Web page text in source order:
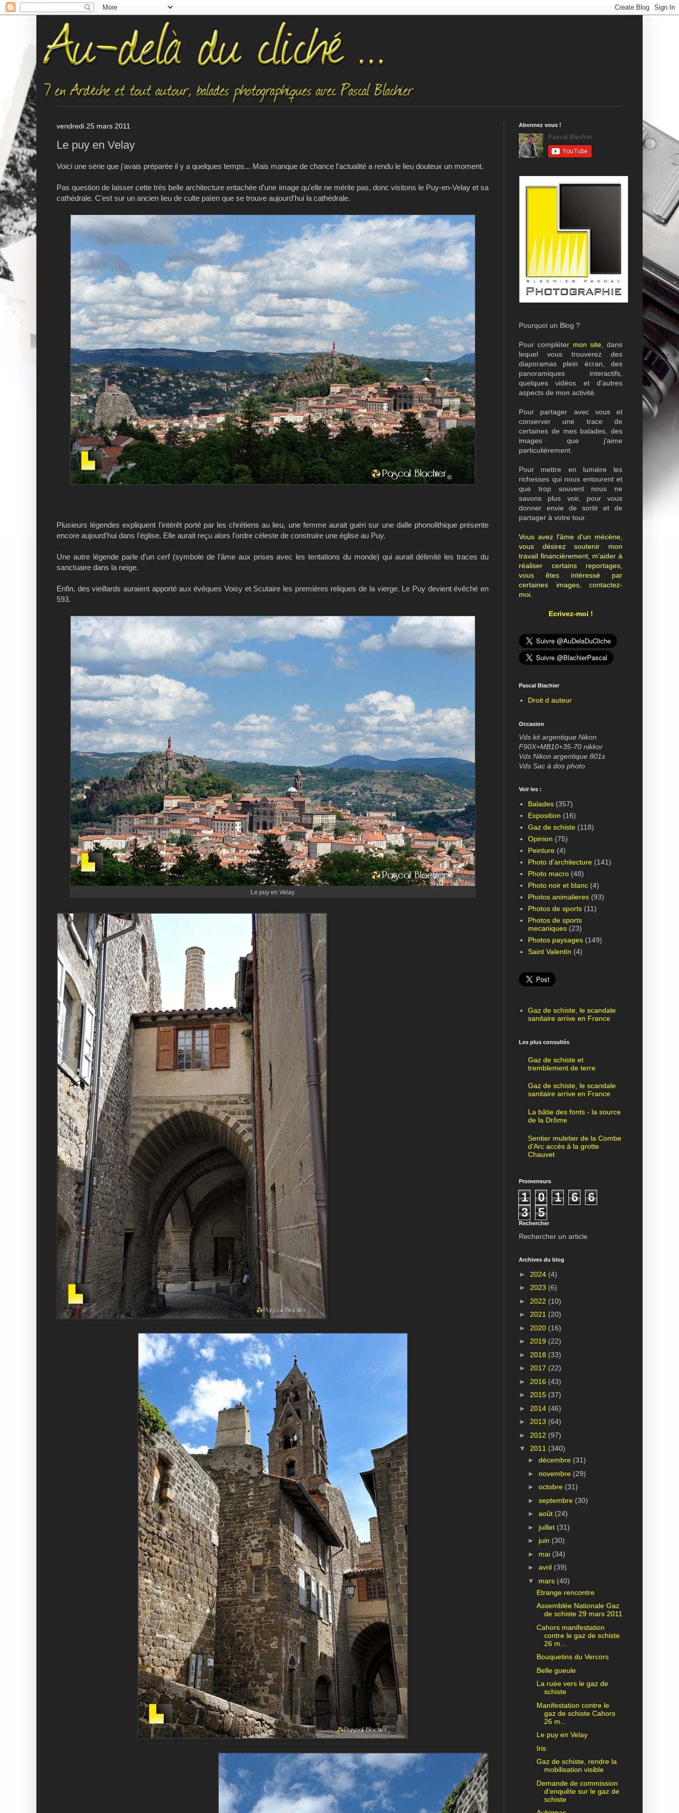
vendredi 25 mars 2011
Le puy en Velay
Voici une série que j'avais préparée il y a quelques temps... Mais manque de chance l'actualité a rendu le lieu douteux un moment.
Pas question de laisser cette très belle architecture entachée d'une image qu'elle ne mérite pas, donc visitons le Puy-en-Velay et sa
cathédrale. C'est sur un ancien lieu de culte païen que se trouve aujourd'hui la cathédrale.
Plusieurs légendes expliquent l'intérêt porté par les chrétiens au lieu, une femme aurait guéri sur une dalle phonolithique présente
encore aujourd'hui dans l'église. Elle aurait reçu alors l'ordre céleste de construire une église au Puy.
Une autre légende parle d'un cerf (symbole de l'âme aux prises avec les tentations du monde) qui aurait délimité les traces du
sanctuaire dans la neige.
Enfin, des vieillards auraient apporté aux évêques Voisy et Scutaire les premières reliques de la vierge. Le Puy devient évêché en
593.
Le puy en Velay
Abonnez vous !
Pourquoi un Blog ?
Pour compléter mon site , dans
lequel vous trouverez des
diaporamas plein écran, des
panoramiques interactifs,
quelques vidéos et d'autres
aspects de mon activité.
Pour partager avec vous et
conserver une trace de
certaines de mes balades, des
images que j'aime
particulièrement.
Pour mettre en lumière les
richesses qui nous entourent et
que trop souvent nous ne
savons plus voir, pour vous
donner envie de sortir et de
partager à votre tour.
Vous avez l'âme d'un mécène,
vous désirez soutenir mon
travail financièrement, m'aider à
réaliser certains reportages,
vous êtes intéressé par
certaines images, contactez-
moi.
Ecrivez-moi !
Pascal Blachier
Droit d auteur
Occasion
Vds kit argentique Nikon
F90X+MB10+35-70 nikkor
Vds Nikon argentique 801s
Vds Sac à dos photo
Voir les :
Balades (357)
Exposition (16)
Gaz de schiste (118)
Opinion (75)
Peinture (4)
Photo d'architecture (141)
Photo macro (48)
Photo noir et blanc (4)
Photos animalieres (93)
Photos de sports (11)
Photos de sports
mecaniques (23)
Photos paysages (149)
Saint Valentin (4)
Gaz de schiste, le scandale
sanitaire arrive en France
Les plus consultés
Gaz de schiste et
tremblement de terre
Gaz de schiste, le scandale
sanitaire arrive en France
La bâtie des fonts - la source
de la Drôme
Sentier muletier de la Combe
d'Arc accès à la grotte
Chauvet
Promeneurs
1 0 1 6
6
3
5
Rechercher
Rechercher un article
Archives du blog
► 2024 (4)
► 2023 (6)
► 2022 (10)
► 2021 (20)
► 2020 (16)
► 2019 (22)
► 2018 (33)
► 2017 (22)
► 2016 (43)
► 2015 (37)
► 2014 (46)
► 2013 (64)
► 2012 (97)
▼ 2011 (340)
► décembre (31)
► novembre (29)
► octobre (31)
► septembre (30)
► août (24)
► juillet (31)
► juin (30)
► mai (34)
► avril (39)
▼ mars (40)
Etrange rencontre
Assemblée Nationale Gaz
de schiste 29 mars 2011
Cahors manifestation
contre le gaz de schiste
26 m...
Bouquetins du Vercors
Belle gueule
La ruée vers le gaz de
schiste
Manifestation contre le
gaz de schiste Cahors
26 m...
Le puy en Velay
Iris
Gaz de schiste, rendre la
mobilisation visible
Demande de commission
d'enquête sur le gaz de
schiste